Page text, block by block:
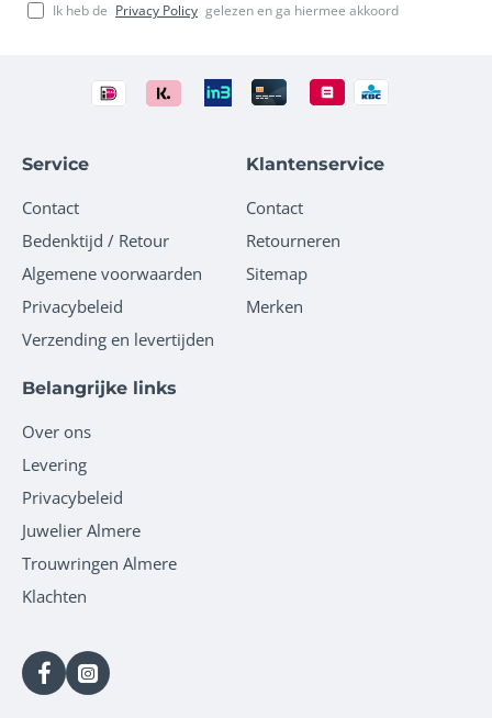
Ik heb de Privacy Policy gelezen en ga hiermee akkoord
Service
Contact
Bedenktijd / Retour
Algemene voorwaarden
Privacybeleid
Verzending en levertijden
Klantenservice
Contact
Retourneren
Sitemap
Merken
Belangrijke links
Over ons
Levering
Privacybeleid
Juwelier Almere
Trouwringen Almere
Klachten